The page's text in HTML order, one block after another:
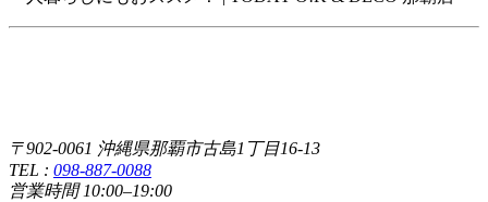
〒902-0061 沖縄県那覇市古島1丁目16-13
TEL : 098-887-0088
営業時間 10:00–19:00